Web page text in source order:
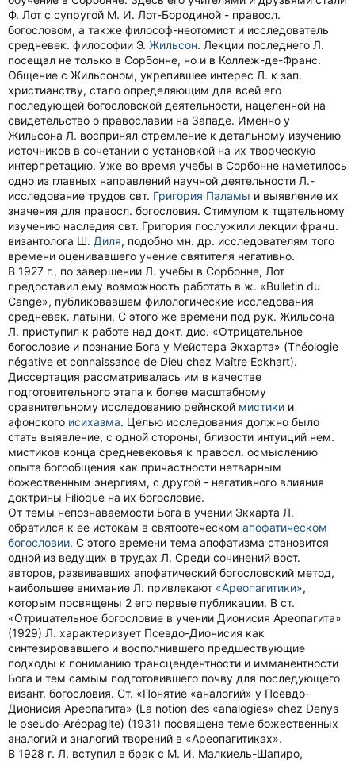
Ф. Лот с супругой М. И. Лот-Бородиной - правосл.
богословом, а также философ-неотомист и исследователь
средневек. философии Э. Жильсон. Лекции последнего Л.
посещал не только в Сорбонне, но и в Коллеж-де-Франс.
Общение с Жильсоном, укрепившее интерес Л. к зап.
христианству, стало определяющим для всей его
последующей богословской деятельности, нацеленной на
свидетельство о православии на Западе. Именно у
Жильсона Л. воспринял стремление к детальному изучению
источников в сочетании с установкой на их творческую
интерпретацию. Уже во время учебы в Сорбонне наметилось
одно из главных направлений научной деятельности Л.-
исследование трудов свт. Григория Паламы и выявление их
значения для правосл. богословия. Стимулом к тщательному
изучению наследия свт. Григория послужили лекции франц.
византолога Ш. Диля, подобно мн. др. исследователям того
времени оценивавшего учение святителя негативно.
В 1927 г., по завершении Л. учебы в Сорбонне, Лот
предоставил ему возможность работать в ж. «Bulletin du
Cange», публиковавшем филологические исследования
средневек. латыни. С этого же времени под рук. Жильсона
Л. приступил к работе над докт. дис. «Отрицательное
богословие и познание Бога у Мейстера Экхарта» (Théologie
négative et connaissance de Dieu chez Maître Eckhart).
Диссертация рассматривалась им в качестве
подготовительного этапа к более масштабному
сравнительному исследованию рейнской мистики и
афонского исихазма. Целью исследования должно было
стать выявление, с одной стороны, близости интуиций нем.
мистиков конца средневековья к правосл. осмыслению
опыта богообщения как причастности нетварным
божественным энергиям, с другой - негативного влияния
доктрины Filioque на их богословие.
От темы непознаваемости Бога в учении Экхарта Л.
обратился к ее истокам в святоотеческом апофатическом
богословии. С этого времени тема апофатизма становится
одной из ведущих в трудах Л. Среди сочинений вост.
авторов, развивавших апофатический богословский метод,
наибольшее внимание Л. привлекают «Ареопагитики»,
которым посвящены 2 его первые публикации. В ст.
«Отрицательное богословие в учении Дионисия Ареопагита»
(1929) Л. характеризует Псевдо-Дионисия как
синтезировавшего и восполнившего предшествующие
подходы к пониманию трансцендентности и имманентности
Бога и тем самым подготовившего почву для последующего
визант. богословия. Ст. «Понятие «аналогий» у Псевдо-
Дионисия Ареопагита» (La notion des «analogies» chez Denys
le pseudo-Aréopagite) (1931) посвящена теме божественных
аналогий и аналогий творений в «Ареопагитиках».
В 1928 г. Л. вступил в брак с М. И. Малкиель-Шапиро,